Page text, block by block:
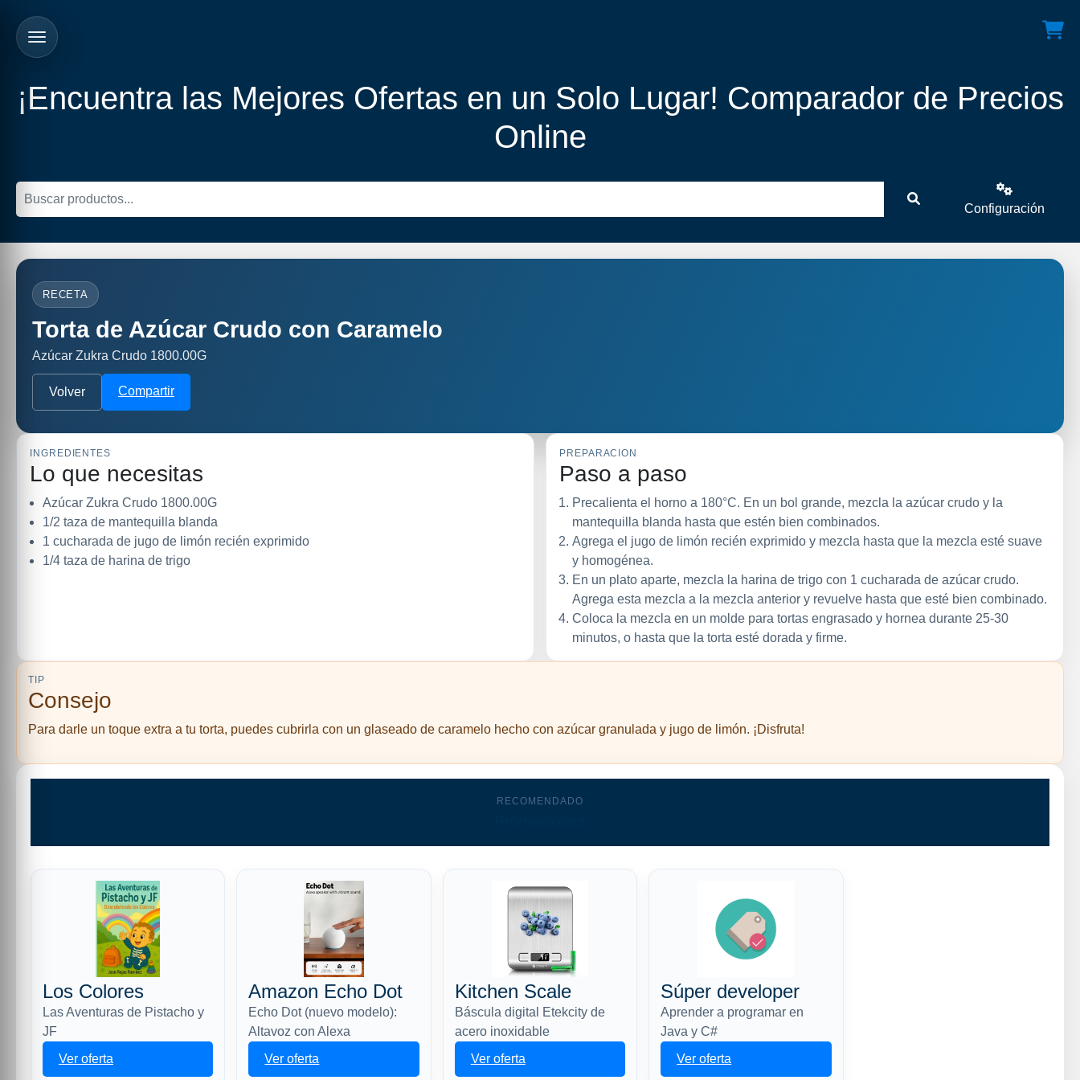
¡Encuentra las Mejores Ofertas en un Solo Lugar! Comparador de Precios
Online
Configuración
RECETA
Torta de Azúcar Crudo con Caramelo
Azúcar Zukra Crudo 1800.00G
Volver Compartir
INGREDIENTES
Lo que necesitas
Azúcar Zukra Crudo 1800.00G
1/2 taza de mantequilla blanda
1 cucharada de jugo de limón recién exprimido
1/4 taza de harina de trigo
PREPARACION
Paso a paso
Precalienta el horno a 180°C. En un bol grande, mezcla la azúcar crudo y la
mantequilla blanda hasta que estén bien combinados.
Agrega el jugo de limón recién exprimido y mezcla hasta que la mezcla esté suave
y homogénea.
En un plato aparte, mezcla la harina de trigo con 1 cucharada de azúcar crudo.
Agrega esta mezcla a la mezcla anterior y revuelve hasta que esté bien combinado.
Coloca la mezcla en un molde para tortas engrasado y hornea durante 25-30
minutos, o hasta que la torta esté dorada y firme.
TIP
Consejo
Para darle un toque extra a tu torta, puedes cubrirla con un glaseado de caramelo hecho con azúcar granulada y jugo de limón. ¡Disfruta!
RECOMENDADO
Los Colores
Las Aventuras de Pistacho y
JF
Ver oferta
Amazon Echo Dot
Echo Dot (nuevo modelo):
Altavoz con Alexa
Ver oferta
Kitchen Scale
Báscula digital Etekcity de
acero inoxidable
Ver oferta
Súper developer
Aprender a programar en
Java y C#
Ver oferta